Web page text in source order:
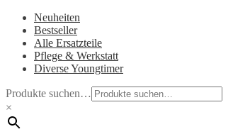
Neuheiten
Bestseller
Alle Ersatzteile
Pflege & Werkstatt
Diverse Youngtimer
Produkte suchen…
×